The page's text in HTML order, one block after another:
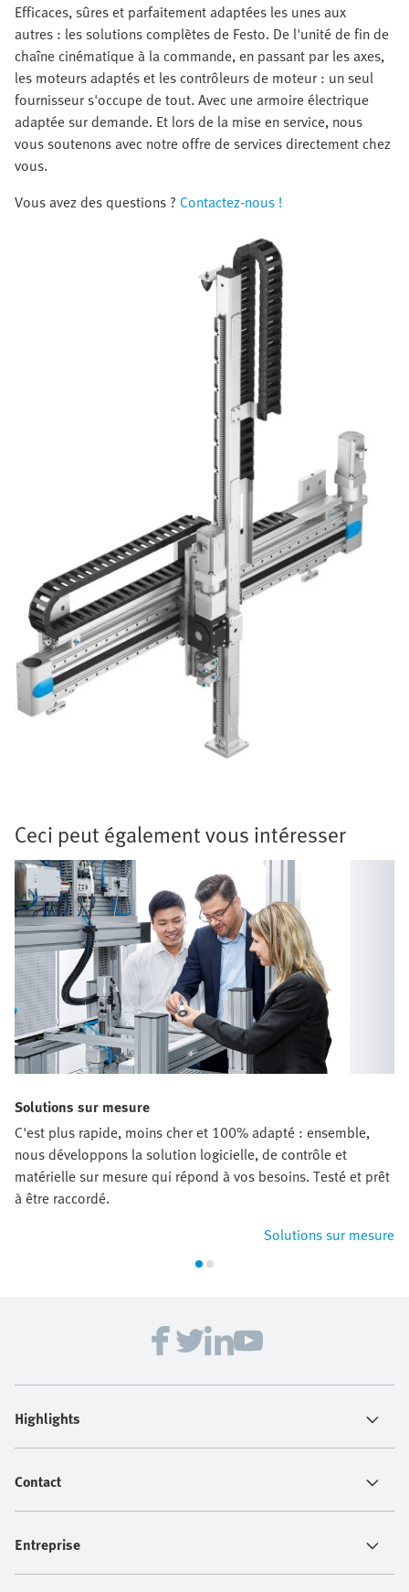
Efficaces, sûres et parfaitement adaptées les unes aux
autres : les solutions complètes de Festo. De l'unité de fin de
chaîne cinématique à la commande, en passant par les axes,
les moteurs adaptés et les contrôleurs de moteur : un seul
fournisseur s'occupe de tout. Avec une armoire électrique
adaptée sur demande. Et lors de la mise en service, nous
vous soutenons avec notre offre de services directement chez
vous.
Vous avez des questions ? Contactez-nous !
Ceci peut également vous intéresser
Solutions sur mesure
C'est plus rapide, moins cher et 100% adapté : ensemble,
nous développons la solution logicielle, de contrôle et
matérielle sur mesure qui répond à vos besoins. Testé et prêt
à être raccordé.
Solutions sur mesure
Highlights
Contact
Entreprise